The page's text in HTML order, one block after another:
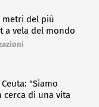
metri del più
a vela del mondo
"Siamo
cerca di una vita